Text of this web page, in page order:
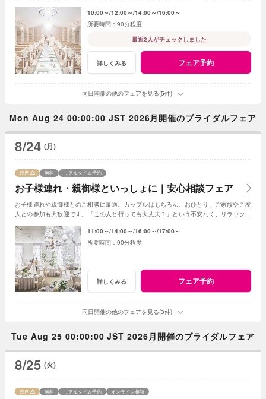
10:00～ 12:00～ 14:00～ 16:00～
90分程度
最近2人がチェックしました
詳しくみる フェア予約
同日開催の他のフェアを見る(5件)
Mon Aug 24 00:00:00 JST 2026月開催のブライダルフェア
8/24 (月)
お子様連れ・親御様といっしょに｜安心相談フェア
残席 無料 リアルタイム予約
お子様連れや親御様とのご相談に最適。カップルはもちろん、おひとり、ご家族やご友
人との参加も大歓迎です。「この人と行っても大丈夫？」という不安なく、リラックス
11:00～ 14:00～ 16:00～ 17:00～
90分程度
詳しくみる フェア予約
同日開催の他のフェアを見る(3件)
Tue Aug 25 00:00:00 JST 2026月開催のブライダルフェア
8/25 (火)
残席 無料 リアルタイム予約 オンライン相談